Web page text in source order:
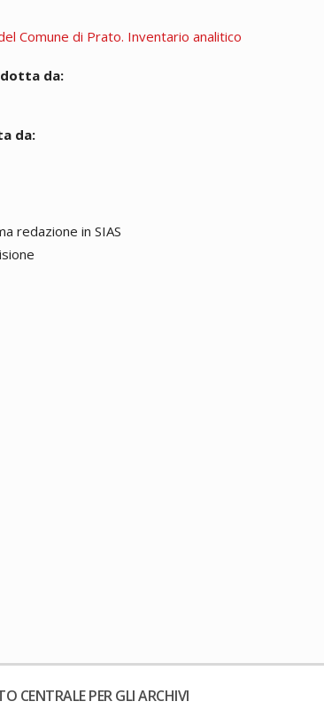
Comune di Prato. Inventario analitico
da:
da:
redazione in SIAS
CENTRALE PER GLI ARCHIVI